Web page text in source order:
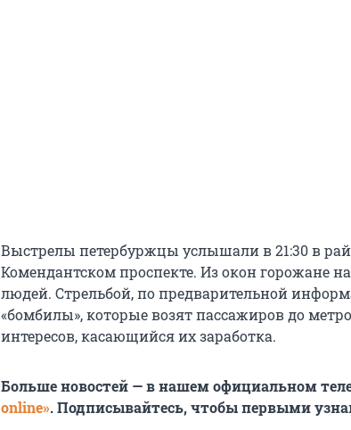
Выстрелы петербуржцы услышали в 21:30 в
Комендантском проспекте. Из окон горожане
людей. Стрельбой, по предварительной
«бомбилы», которые возят пассажиров до
интересов, касающийся их заработка.
Больше новостей — в нашем официальном
online». Подписывайтесь, чтобы первыми